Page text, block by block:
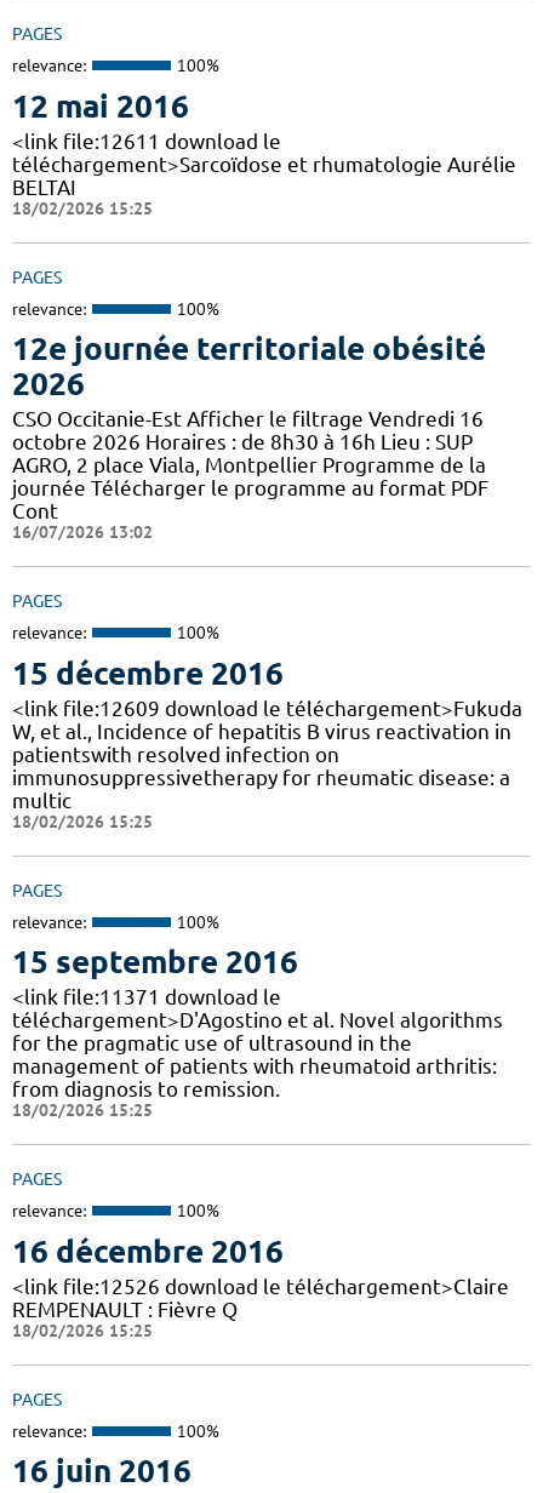
PAGES
relevance: 100%
12 mai 2016
<link file:12611 download le
téléchargement>Sarcoïdose et rhumatologie Aurélie
BELTAI
18/02/2026 15:25
PAGES
relevance: 100%
12e journée territoriale obésité
2026
CSO Occitanie-Est Afficher le filtrage Vendredi 16
octobre 2026 Horaires : de 8h30 à 16h Lieu : SUP
AGRO, 2 place Viala, Montpellier Programme de la
journée Télécharger le programme au format PDF
Cont
16/07/2026 13:02
PAGES
relevance: 100%
15 décembre 2016
<link file:12609 download le téléchargement>Fukuda
W, et al., Incidence of hepatitis B virus reactivation in
patientswith resolved infection on
immunosuppressivetherapy for rheumatic disease: a
multic
18/02/2026 15:25
PAGES
relevance: 100%
15 septembre 2016
<link file:11371 download le
téléchargement>D'Agostino et al. Novel algorithms
for the pragmatic use of ultrasound in the
management of patients with rheumatoid arthritis:
from diagnosis to remission.
18/02/2026 15:25
PAGES
relevance: 100%
16 décembre 2016
<link file:12526 download le téléchargement>Claire
REMPENAULT : Fièvre Q
18/02/2026 15:25
PAGES
relevance: 100%
16 juin 2016